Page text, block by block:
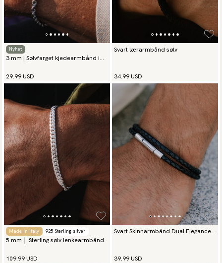
Nyhet
3 mm | Sølvfarget kjedearmbånd i
29.99 USD
Svart lærarmbånd sølv
34.99 USD
Made in Italy 925 Sterling silver
5 mm │ Sterling sølv lenkearmbånd
109.99 USD
Svart Skinnarmbånd Dual Elegance
39.99 USD